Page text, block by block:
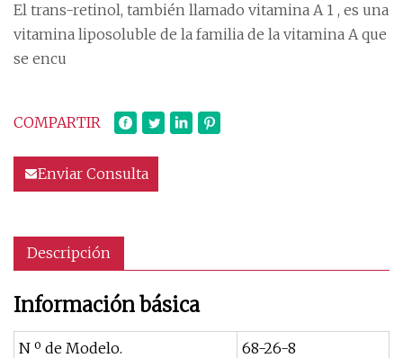
El trans-retinol, también llamado vitamina A 1 , es una
vitamina liposoluble de la familia de la vitamina A que
se encu
COMPARTIR
Enviar Consulta
Descripción
Información básica
N º de Modelo.
68-26-8